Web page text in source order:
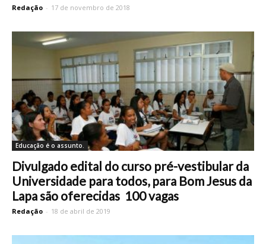
Redação - 17 de novembro de 2018
Educação é o assunto.
Divulgado edital do curso pré-vestibular da
Universidade para todos, para Bom Jesus da
Lapa são oferecidas 100 vagas
Redação - 18 de abril de 2019